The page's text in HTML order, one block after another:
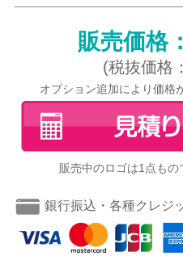
販売価格
(税抜価格
オプション追加により価格
販売中のロゴは1点もの
銀行振込・各種クレジ